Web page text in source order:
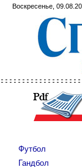
Воскресенье,
Футбол
Гандбол